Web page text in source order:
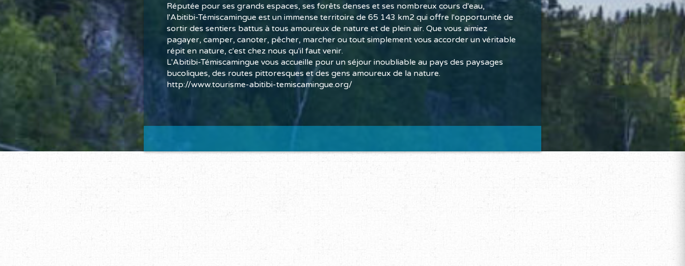
Réputée pour ses grands espaces, ses forêts denses et ses nombreux cours d'eau,
l'Abitibi-Témiscamingue est un immense territoire de 65 143 km2 qui offre l'opportunité de
sortir des sentiers battus à tous amoureux de nature et de plein air. Que vous aimiez
pagayer, camper, canoter, pêcher, marcher ou tout simplement vous accorder un véritable
répit en nature, c'est chez nous qu'il faut venir.
L'Abitibi-Témiscamingue vous accueille pour un séjour inoubliable au pays des paysages
bucoliques, des routes pittoresques et des gens amoureux de la nature.
http://www.tourisme-abitibi-temiscamingue.org/